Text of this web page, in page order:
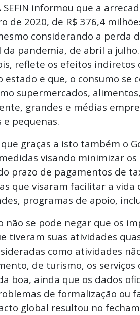
SEFIN informou que a
de 2020, de R$ 376,4
considerando a perda
da pandemia, de abril a
reflete os efeitos indiretos
estado e que, o consumo se
supermercados,
grandes e médias
e pequenas.
graças a isto também o
visando minimizar
prazo de pagamentos de
que visaram facilitar a vida
programas de apoio,
não se pode negar que os
tiveram suas atividades
como atividades
de turismo, os
boa, ainda que os dados
de formalização ou
global resultou no